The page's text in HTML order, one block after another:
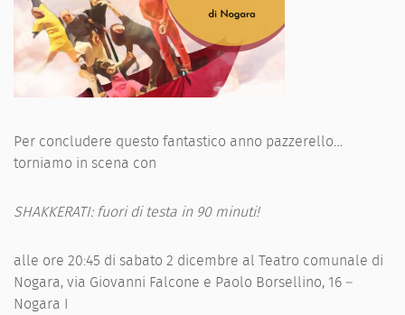
Per concludere questo fantastico anno pazzerello…
torniamo in scena con
SHAKKERATI: fuori di testa in 90 minuti!
alle ore 20:45 di sabato 2 dicembre al Teatro comunale di
Nogara, via Giovanni Falcone e Paolo Borsellino, 16 –
Nogara I